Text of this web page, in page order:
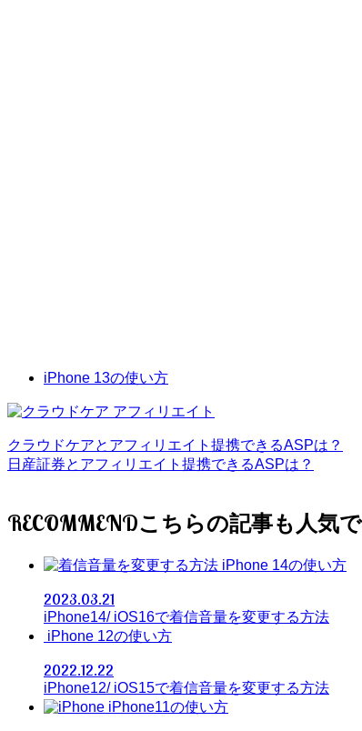
iPhone 13の使い方
クラウドケアとアフィリエイト提携できるASPは？
日産証券とアフィリエイト提携できるASPは？
RECOMMEND
iPhone 14の使い方
2023.03.21
iPhone14/ iOS16で着信音量を変更する方法
iPhone 12の使い方
2022.12.22
iPhone12/ iOS15で着信音量を変更する方法
iPhone11の使い方